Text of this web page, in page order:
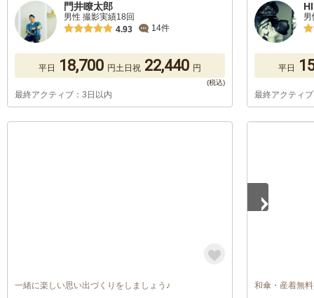
門井瞭太郎
男性 撮影実績18回
4.93
14件
平日 18,700 円土日祝 22,440 円
最終アクティブ：3日以内
平日
最終アクティ
一緒に楽しい思い出づくりをしましょう♪ 和傘・産着無